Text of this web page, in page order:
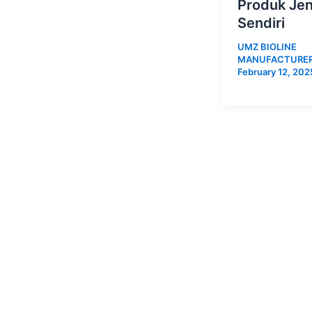
Produk
Sendiri
UMZ BIOLINE
February 12,